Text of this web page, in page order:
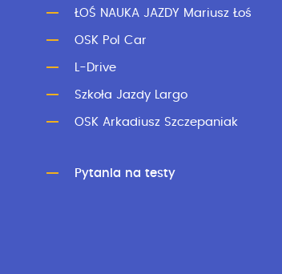
ŁOŚ NAUKA JAZDY Mariusz Łoś
OSK Pol Car
L-Drive
Szkoła Jazdy Largo
OSK Arkadiusz Szczepaniak
Pytania na testy